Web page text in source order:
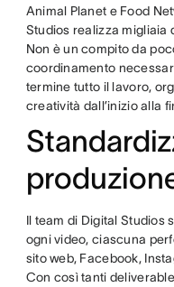
Animal Planet e Food
Studios realizza migliaia
Non è un compito da
coordinamento
termine tutto il lavoro,
creatività dall’inizio alla
Il team di Digital Studios
ogni video, ciascuna
sito web, Facebook,
Con così tanti